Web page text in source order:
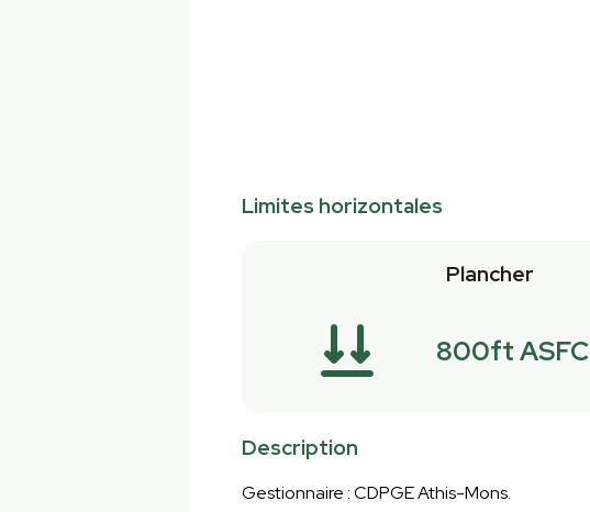
Limites horizontales
Plancher
800ft ASFC
Description
Gestionnaire : CDPGE Athis-Mons.